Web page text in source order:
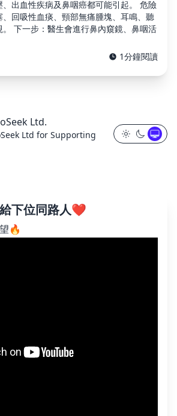
出血性疾病及鼻咽癌都可能引起。 危險
回吸性血痰、頸部無痛腫塊、耳鳴、聽
下一步：醫生會進行鼻內窺鏡、鼻咽活
1分鐘閱讀
Ltd.
Ltd for Supporting
下位同路人❤️
🔥